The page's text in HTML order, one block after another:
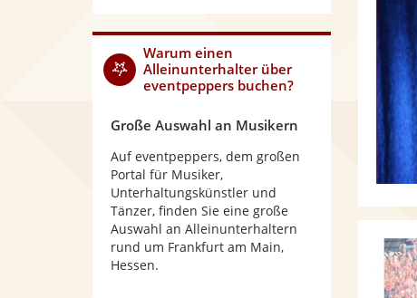
Warum einen
Alleinunterhalterüber
eventpeppers buchen?
Große Auswahl an Musikern
Auf eventpeppers, dem großen
Portal für Musiker,
Unterhaltungskünstler und
Tänzer, finden Sie eine große
Auswahl an Alleinunterhaltern
rund um Frankfurt am Main,
Hessen.